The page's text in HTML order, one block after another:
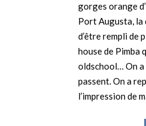
gorges orange
Port Augusta, la
d’être rempli de
house de Pimba
oldschool… On a
passent. On a
l’impression de